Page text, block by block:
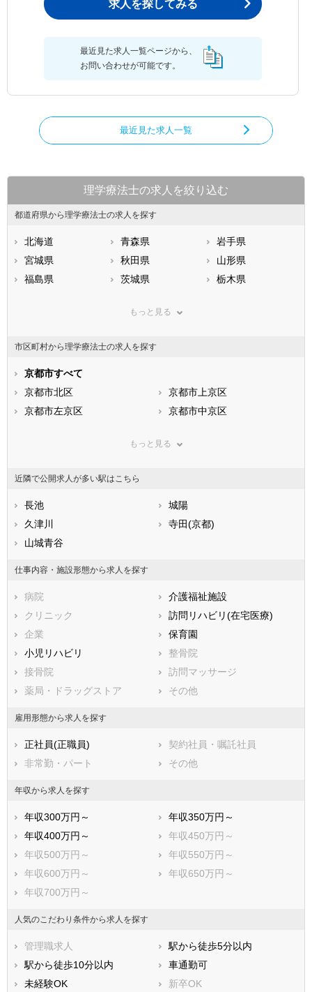
求人を探してみる
最近見た求人一覧ページから、
お問い合わせが可能です。
最近見た求人一覧
理学療法士の求人を絞り込む
都道府県から理学療法士の求人を探す
北海道 青森県
岩手県
宮城県
秋田県
山形県
福島県
茨城県
栃木県
神奈川県
石川県
福井県
静岡県
滋賀県
大阪府
兵庫県
和歌山県
山口県
福岡県
佐賀県
熊本県
鹿児島県
もっと見る
市区町村から理学療法士の求人を探す
京都市すべて
京都市北区
京都市上京区
京都市左京区
京都市中京区
京都市右京区
京都市西京区
市部
福知山市
舞鶴市
綾部市
長岡京市
八幡市
京田辺市
京丹後市
南丹市
木津川市
乙訓郡大山崎町
久世郡久御山町
綴喜郡井手町
綴喜郡宇治田原町
相楽郡笠置町
相楽郡和束町
相楽郡精華町
与謝郡与謝野町
もっと見る
近隣で公開求人が多い駅はこちら
長池
城陽
久津川
寺田(京都)
山城青谷
仕事内容・施設形態から求人を探す
病院
介護福祉施設
クリニック
訪問リハビリ(在宅医療)
企業
保育園
小児リハビリ
整骨院
接骨院
訪問マッサージ
薬局・ドラッグストア
その他
雇用形態から求人を探す
正社員(正職員)
契約社員・嘱託社員
非常勤・パート
その他
年収から求人を探す
年収300万円～
年収350万円～
年収400万円～
年収450万円～
年収500万円～
年収550万円～
年収600万円～
年収650万円～
年収700万円～
人気のこだわり条件から求人を探す
管理職求人
駅から徒歩5分以内
駅から徒歩10分以内
車通勤可
未経験OK
新卒OK